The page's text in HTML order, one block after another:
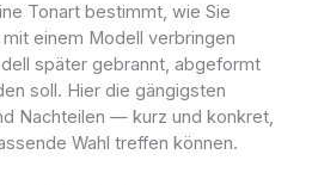
Tonart bestimmt, wie Sie
einem Modell verbringen
später gebrannt, abgeformt
soll. Hier die gängigsten
Nachteilen — kurz und konkret,
Wahl treffen können.